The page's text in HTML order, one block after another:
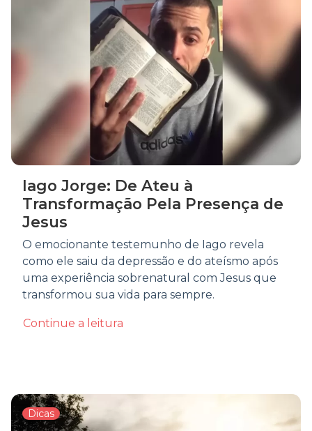
Iago Jorge: De Ateu à
Transformação Pela Presença de
Jesus
O emocionante testemunho de Iago revela
como ele saiu da depressão e do ateísmo após
uma experiência sobrenatural com Jesus que
transformou sua vida para sempre.
Continue a leitura
Dicas